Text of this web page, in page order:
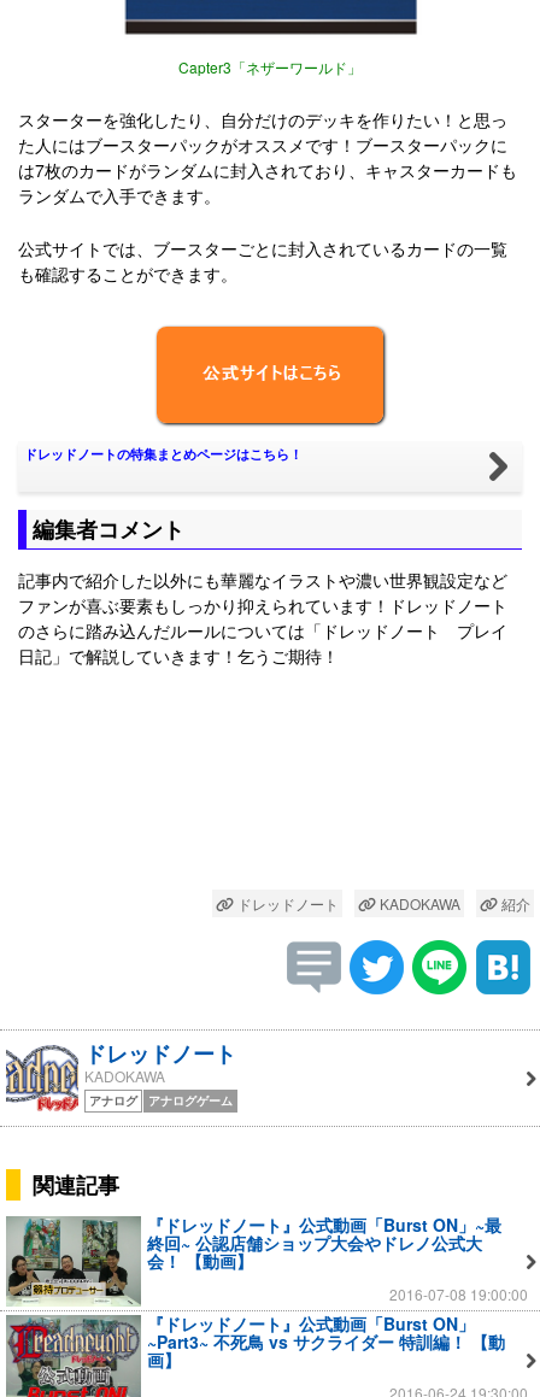
Capter3「ネザーワールド」
スターターを強化したり、自分だけのデッキを作りたい！と思っ
た人にはブースターパックがオススメです！ブースターパックに
は7枚のカードがランダムに封入されており、キャスターカードも
ランダムで入手できます。
公式サイトでは、ブースターごとに封入されているカードの一覧
も確認することができます。
ドレッドノートの特集まとめページはこちら！
編集者コメント
記事内で紹介した以外にも華麗なイラストや濃い世界観設定など
ファンが喜ぶ要素もしっかり抑えられています！ドレッドノート
のさらに踏み込んだルールについては「ドレッドノート プレイ
日記」で解説していきます！乞うご期待！
ドレッドノート KADOKAWA 紹介
ドレッドノート
KADOKAWA
アナログ アナログゲーム
関連記事
『ドレッドノート』公式動画「Burst ON」~最
終回~ 公認店舗ショップ大会やドレノ公式大
会！ 【動画】
2016-07-08 19:00:00
『ドレッドノート』公式動画「Burst ON」
~Part3~ 不死鳥 vs サクライダー 特訓編！ 【動
画】
2016-06-24 19:30:00